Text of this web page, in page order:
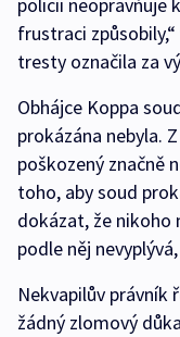
policii neopravňuje
frustraci
tresty označila za
Obhájce Koppa
prokázána nebyla.
poškozený značně
toho, aby soud
dokázat, že nikoho
podle něj
Nekvapilův právník
žádný zlomový